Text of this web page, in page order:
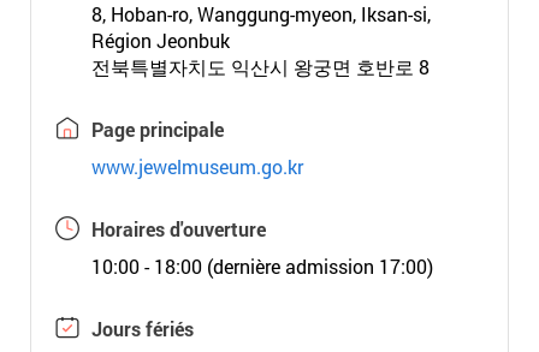
8, Hoban-ro, Wanggung-myeon, Iksan-si,
Région Jeonbuk
전북특별자치도 익산시 왕궁면 호반로 8
Page principale
www.jewelmuseum.go.kr
Horaires d'ouverture
10:00 - 18:00 (dernière admission 17:00)
Jours fériés